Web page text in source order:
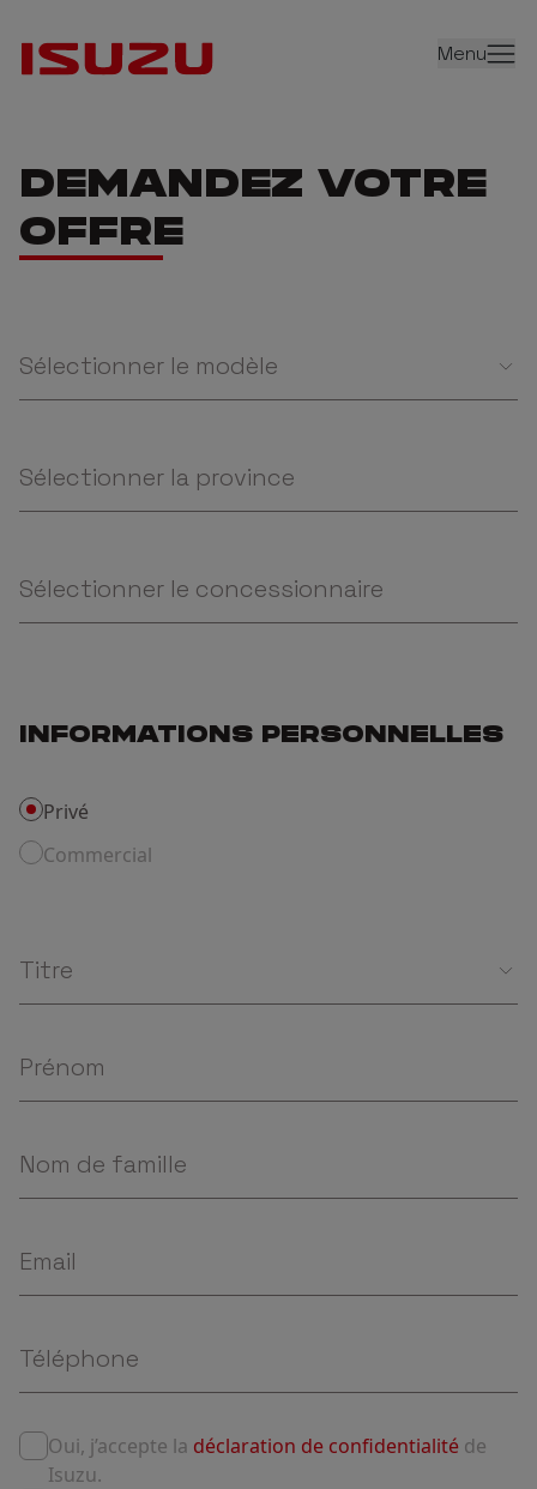
Menu
DEMANDEZ VOTRE
OFFRE
Sélectionner le modèle
Sélectionner la province
Sélectionner le concessionnaire
INFORMATIONS PERSONNELLES
Privé
Commercial
Titre
Oui, j’accepte la déclaration de confidentialité de
Isuzu.